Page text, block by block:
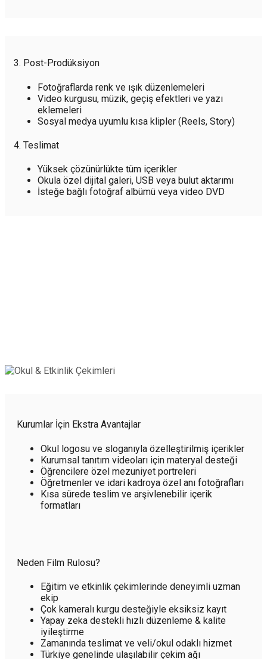
3. Post-Prodüksiyon
Fotoğraflarda renk ve ışık düzenlemeleri
Video kurgusu, müzik, geçiş efektleri ve yazı
eklemeleri
Sosyal medya uyumlu kısa klipler (Reels, Story)
4. Teslimat
Yüksek çözünürlükte tüm içerikler
Okula özel dijital galeri, USB veya bulut aktarımı
İsteğe bağlı fotoğraf albümü veya video DVD
Kurumlar İçin Ekstra Avantajlar
Okul logosu ve sloganıyla özelleştirilmiş içerikler
Kurumsal tanıtım videoları için materyal desteği
Öğrencilere özel mezuniyet portreleri
Öğretmenler ve idari kadroya özel anı fotoğrafları
Kısa sürede teslim ve arşivlenebilir içerik
formatları
Neden Film Rulosu?
Eğitim ve etkinlik çekimlerinde deneyimli uzman
ekip
Çok kameralı kurgu desteğiyle eksiksiz kayıt
Yapay zeka destekli hızlı düzenleme & kalite
iyileştirme
Zamanında teslimat ve veli/okul odaklı hizmet
Türkiye genelinde ulaşılabilir çekim ağı